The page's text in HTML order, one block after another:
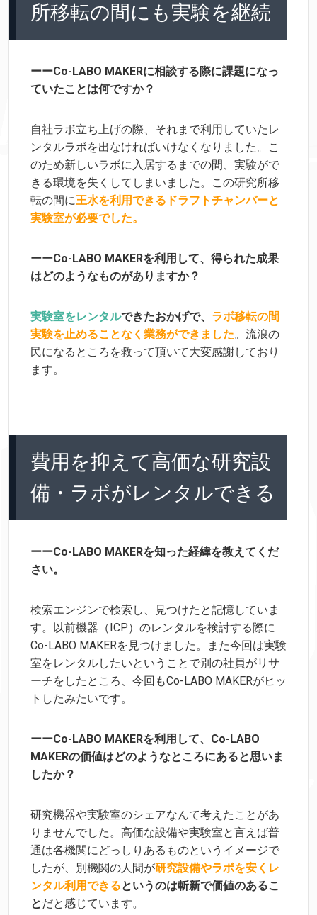
所移転の間にも実験を継続
ーーCo-LABO MAKERに相談する際に課題になっ
ていたことは何ですか？
自社ラボ立ち上げの際、それまで利用していたレ
ンタルラボを出なければいけなくなりました。こ
のため新しいラボに入居するまでの間、実験がで
きる環境を失くしてしまいました。この研究所移
転の間に王水を利用できるドラフトチャンバーと
実験室が必要でした。
ーーCo-LABO MAKERを利用して、得られた成果
はどのようなものがありますか？
実験室をレンタルできたおかげで、 ラボ移転の間
実験を止めることなく業務ができました。流浪の
民になるところを救って頂いて大変感謝しており
ます。
費用を抑えて高価な研究設
備・ラボがレンタルできる
ーーCo-LABO MAKERを知った経緯を教えてくだ
さい。
検索エンジンで検索し、見つけたと記憶していま
す。以前機器（ICP）のレンタルを検討する際に
Co-LABO MAKERを見つけました。また今回は実験
室をレンタルしたいということで別の社員がリサ
ーチをしたところ、今回もCo-LABO MAKERがヒッ
トしたみたいです。
ーーCo-LABO MAKERを利用して、Co-LABO
MAKERの価値はどのようなところにあると思いま
したか？
研究機器や実験室のシェアなんて考えたことがあ
りませんでした。高価な設備や実験室と言えば普
通は各機関にどっしりあるものというイメージで
したが、別機関の人間が研究設備やラボを安くレ
ンタル利用できるというのは斬新で価値のあるこ
とだと感じています。